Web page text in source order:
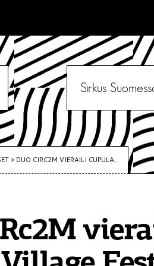
Sirkus
> DUO CIRC2M VIERAILI CUPULA...